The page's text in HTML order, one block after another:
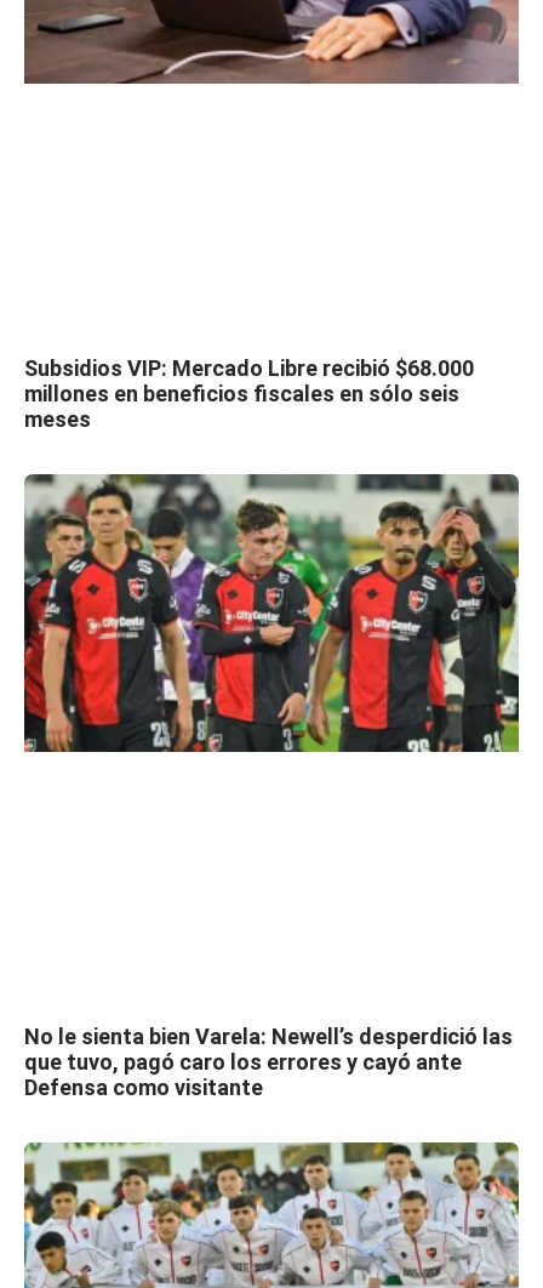
Subsidios VIP: Mercado Libre recibió $68.000
millones en beneficios fiscales en sólo seis
meses
No le sienta bien Varela: Newell’s desperdició las
que tuvo, pagó caro los errores y cayó ante
Defensa como visitante